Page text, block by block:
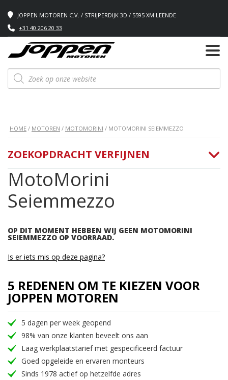
JOPPEN MOTOREN C.V. / STRIJPERDIJK 3D / 5595 XM LEENDE
+31 40 206 20 33
Producten
zoeken
HOME / MOTOREN / MOTOMORINI / MOTOMORINI SEIEMMEZZO
MotoMorini
Seiemmezzo
OP DIT MOMENT HEBBEN WIJ GEEN MOTOMORINI
SEIEMMEZZO OP VOORRAAD.
ZOEKOPDRACHT VERFIJNEN
Is er iets mis op deze pagina?
5 REDENEN OM TE KIEZEN VOOR
JOPPEN MOTOREN
5 dagen per week geopend
98% van onze klanten beveelt ons aan
Laag werkplaatstarief met gespecificeerd factuur
Goed opgeleide en ervaren monteurs
Sinds 1978 actief op hetzelfde adres